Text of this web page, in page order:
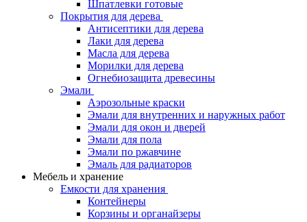
Шпатлевки готовые
Покрытия для дерева
Антисептики для дерева
Лаки для дерева
Масла для дерева
Морилки для дерева
Огнебиозащита древесины
Эмали
Аэрозольные краски
Эмали для внутренних и наружных работ
Эмали для окон и дверей
Эмали для пола
Эмали по ржавчине
Эмаль для радиаторов
Мебель и хранение
Емкости для хранения
Контейнеры
Корзины и органайзеры